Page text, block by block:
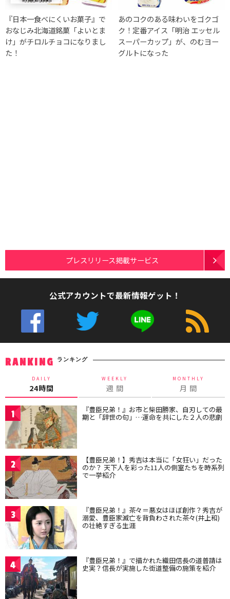
『日本一食べにくいお菓子』で
おなじみ北海道銘菓「よいとま
け」がチロルチョコになりまし
た！
あのコクのある味わいをゴクゴ
ク！定番アイス「明治 エッセル
スーパーカップ」が、のむヨー
グルトになった
プレスリリース掲載サービス
公式アカウントで最新情報ゲット！
RANKING ランキング
DAILY
24時間
WEEKLY
週 間
MONTHLY
月 間
1 『豊臣兄弟！』お市と柴田勝家、自刃しての最
期と「辞世の句」…運命を共にした２人の悲劇
2 【豊臣兄弟！】秀吉は本当に「女狂い」だった
のか？ 天下人を彩った11人の側室たちを時系列
で一挙紹介
3 『豊臣兄弟！』茶々＝悪女はほぼ創作？秀吉が
溺愛、豊臣家滅亡を背負わされた茶々(井上和)
の壮絶すぎる生涯
4 『豊臣兄弟！』で描かれた織田信長の道普請は
史実？信長が実施した街道整備の施策を紹介